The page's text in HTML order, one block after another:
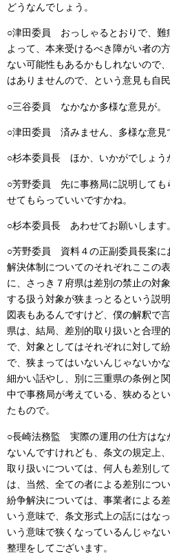
どうなんでしょう。
○津田委員 おっしゃるとおりで、難
よって、本来受けるべき障がい者の
ない可能性もあるかもしれないので
はありませんので、という意見も自
○三谷委員 なかなか多様な意見が。
○津田委員 済みません、多様な意見
○杉本委員長 ほか、いかがでしょう
○芳野委員 先に事務局に説明しても
せてもらっていいですかね。
○杉本委員長 あわせてお願いします。
○芳野委員 資料４の正副委員長案に
解決体制についてのそれぞれここの
に、さっき７府県は差別の禁止の対
する扱う対象が狭まっとるという説
図表もあるんですけど、僕の解釈で
県は、結局、差別的取り扱いと合理
で、対象としてはそれぞれに対して
で、狭まってはいないんじゃないか
細かい話やし、別に三重県の条例と
中で事務局が考えている、狭めると
たもので。
○長崎法務監 実際の運用の仕方はな
ないんですけれども、条文の規定上
取り扱いについては、何人も差別し
は、当然、全ての者による差別につ
紛争解決については、事業者による
いう意味で、条文形式上の話にはな
いう意味で狭くなっているんじゃな
整理をしてございます。